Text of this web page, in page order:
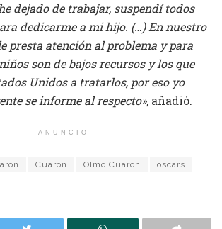
dejado de trabajar, suspendí todos
dedicarme a mi hijo. (…) En nuestro
presta atención al problema y para
son de bajos recursos y los que
Unidos a tratarlos, por eso yo
se informe al respecto», añadió.
ANUNCIO
Cuaron Olmo Cuaron oscars